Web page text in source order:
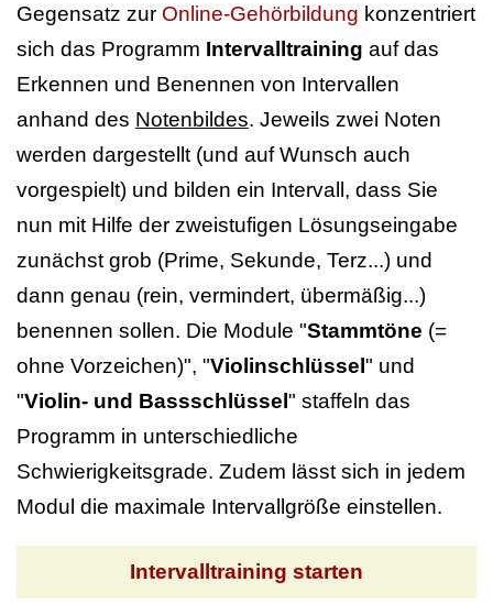
Gegensatz zur Online-Gehörbildung konzentriert
sich das Programm Intervalltraining auf das
Erkennen und Benennen von Intervallen
anhand des Notenbildes. Jeweils zwei Noten
werden dargestellt (und auf Wunsch auch
vorgespielt) und bilden ein Intervall, dass Sie
nun mit Hilfe der zweistufigen Lösungseingabe
zunächst grob (Prime, Sekunde, Terz...) und
dann genau (rein, vermindert, übermäßig...)
benennen sollen. Die Module "Stammtöne (=
ohne Vorzeichen)", "Violinschlüssel" und
"Violin- und Bassschlüssel" staffeln das
Programm in unterschiedliche
Schwierigkeitsgrade. Zudem lässt sich in jedem
Modul die maximale Intervallgröße einstellen.
Intervalltraining starten